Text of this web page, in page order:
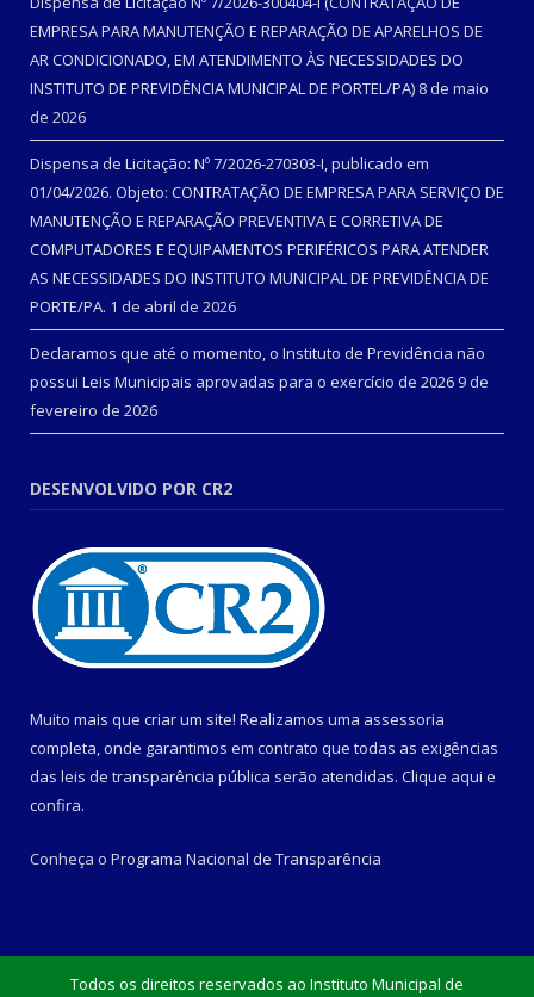
EMPRESA PARA MANUTENÇÃO E REPARAÇÃO DE APARELHOS DE
AR CONDICIONADO, EM ATENDIMENTO ÀS NECESSIDADES DO
INSTITUTO DE PREVIDÊNCIA MUNICIPAL DE PORTEL/PA) 8 de maio
de 2026
Dispensa de Licitação: Nº 7/2026-270303-I, publicado em
01/04/2026. Objeto: CONTRATAÇÃO DE EMPRESA PARA SERVIÇO DE
MANUTENÇÃO E REPARAÇÃO PREVENTIVA E CORRETIVA DE
COMPUTADORES E EQUIPAMENTOS PERIFÉRICOS PARA ATENDER
AS NECESSIDADES DO INSTITUTO MUNICIPAL DE PREVIDÊNCIA DE
PORTE/PA. 1 de abril de 2026
Declaramos que até o momento, o Instituto de Previdência não
possui Leis Municipais aprovadas para o exercício de 2026 9 de
fevereiro de 2026
DESENVOLVIDO POR CR2
Muito mais que criar um site! Realizamos uma assessoria
completa, onde garantimos em contrato que todas as exigências
das leis de transparência pública serão atendidas. Clique aqui e
confira.
Conheça o Programa Nacional de Transparência
Todos os direitos reservados ao Instituto Municipal de